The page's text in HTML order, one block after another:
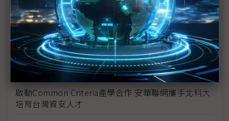
Axis與準線智慧科技攜手打造創新河川水位監測解決
方案 落實生態永續發展的願景
東捷資訊推ACE王牌計畫 搶攻企業轉型商機添動能
伊雲谷獲永續獎項雙認證 數位韌性驅動永續發展
啟動Common Criteria產學合作 安華聯網攜手北科大
培育台灣資安人才